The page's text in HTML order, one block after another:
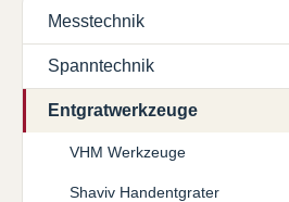
Messtechnik
Spanntechnik
Entgratwerkzeuge
VHM Werkzeuge
Shaviv Handentgrater